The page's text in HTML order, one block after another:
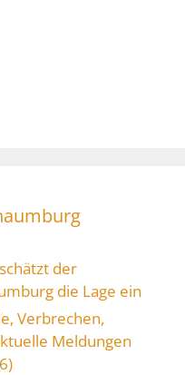
der
die Lage ein
Verbrechen,
Meldungen